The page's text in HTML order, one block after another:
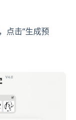
点击“生成预